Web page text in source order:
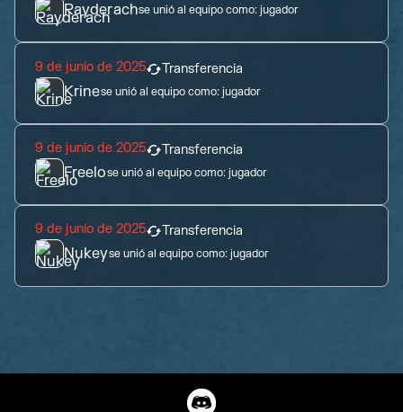
Rayderachse unió al equipo como:jugador
9 de junio de 2025 Transferencia
Krinese unió al equipo como:jugador
9 de junio de 2025 Transferencia
Freelose unió al equipo como:jugador
9 de junio de 2025 Transferencia
Nukeyse unió al equipo como:jugador